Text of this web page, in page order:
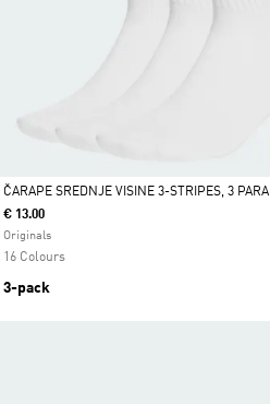
Da
ČARAPE SREDNJE VISINE 3-STRIPES, 3 PARA
€ 13.00
Originals
16 Colours
3-pack